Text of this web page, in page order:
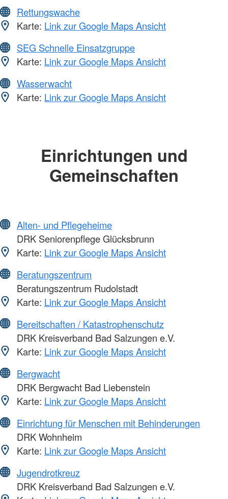
Rettungswache
Karte: Link zur Google Maps Ansicht
SEG Schnelle Einsatzgruppe
Karte: Link zur Google Maps Ansicht
Wasserwacht
Karte: Link zur Google Maps Ansicht
Einrichtungen und
Gemeinschaften
Alten- und Pflegeheime
DRK Seniorenpflege Glücksbrunn
Karte: Link zur Google Maps Ansicht
Beratungszentrum
Beratungszentrum Rudolstadt
Karte: Link zur Google Maps Ansicht
Bereitschaften / Katastrophenschutz
DRK Kreisverband Bad Salzungen e.V.
Karte: Link zur Google Maps Ansicht
Bergwacht
DRK Bergwacht Bad Liebenstein
Karte: Link zur Google Maps Ansicht
Einrichtung für Menschen mit Behinderungen
DRK Wohnheim
Karte: Link zur Google Maps Ansicht
Jugendrotkreuz
DRK Kreisverband Bad Salzungen e.V.